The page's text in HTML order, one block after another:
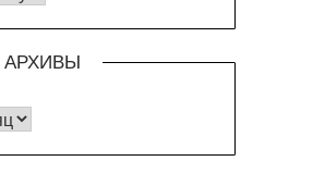
АРХИВЫ